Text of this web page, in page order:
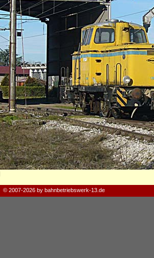
© 2007-2026 by bahnbetriebswerk-13.de